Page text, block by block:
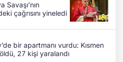
Savaşı’nın
çağrısını yineledi
bir apartmanı vurdu: Kısmen
27 kişi yaralandı